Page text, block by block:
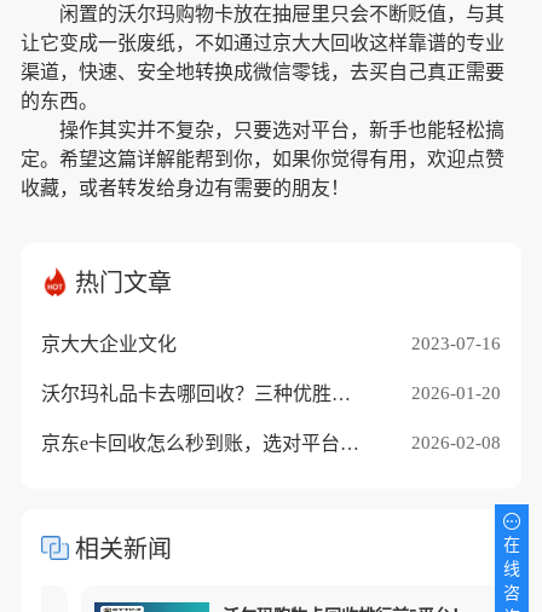
闲置的沃尔玛购物卡放在抽屉里只会不断贬值，与其
让它变成一张废纸，不如通过京大大回收这样靠谱的专业
渠道，快速、安全地转换成微信零钱，去买自己真正需要
的东西。
操作其实并不复杂，只要选对平台，新手也能轻松搞
定。希望这篇详解能帮到你，如果你觉得有用，欢迎点赞
收藏，或者转发给身边有需要的朋友！
热门文章
京大大企业文化 2023-07-16
沃尔玛礼品卡去哪回收？三种优胜途径推荐 2026-01-20
京东e卡回收怎么秒到账，选对平台是关键 2026-02-08
相关新闻
在
线
咨